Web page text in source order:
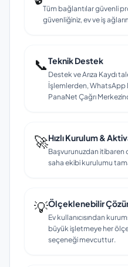
Tüm bağlantılar güvenli
güvenliğiniz, ev ve iş
📞Teknik Destek
Destek ve Arıza Kaydı
İşlemlerden, WhatsApp
PanaNet Çağrı
🚀Hızlı Kurulum &
Başvurunuzdan itibaren
saha ekibi kurulumu
💡Ölçeklenebilir
Ev kullanıcısından
büyük işletmeye her
seçeneği mevcuttur.